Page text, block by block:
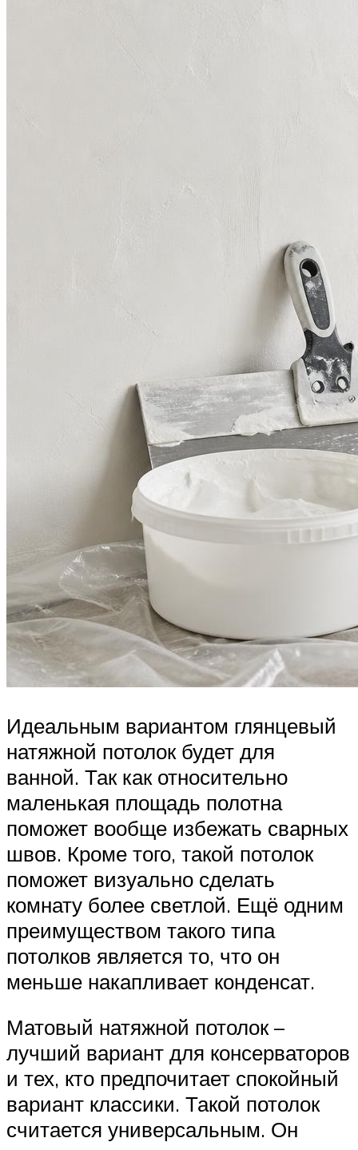
Идеальным вариантом глянцевый
натяжной потолок будет для
ванной. Так как относительно
маленькая площадь полотна
поможет вообще избежать сварных
швов. Кроме того, такой потолок
поможет визуально сделать
комнату более светлой. Ещё одним
преимуществом такого типа
потолков является то, что он
меньше накапливает конденсат.
Матовый натяжной потолок –
лучший вариант для консерваторов
и тех, кто предпочитает спокойный
вариант классики. Такой потолок
считается универсальным. Он